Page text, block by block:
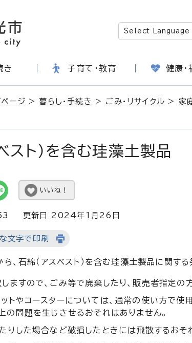
き 子育て・教育 健康・
ページ >暮らし・手続き > ごみ・リサイクル > 家
スト）を含む珪藻土製品
いいね！
更新日 2024年1月26日
文字で印刷
、石綿（アスベスト）を含む珪藻土製品に関する
ますので、ごみ等で廃棄したり、販売者指定の
トやコースターについては、通常の使い方で使
の問題を生じさせるおそれはありません。
りした場合など破損したときには飛散するおそ